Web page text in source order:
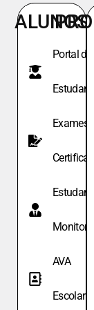
ALUNOS
Portal do
Estudante
Exames
Estudante
Monitor
AVA
Escolar